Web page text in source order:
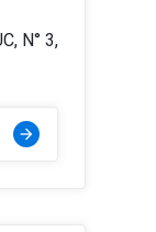
N° 3,
arrow_forward